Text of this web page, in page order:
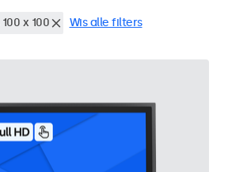
100 x 100 Wis alle filters